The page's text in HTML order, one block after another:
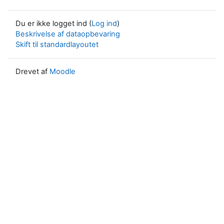
Du er ikke logget ind (Log ind)
Beskrivelse af dataopbevaring
Skift til standardlayoutet
Drevet af Moodle